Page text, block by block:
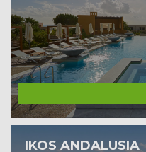
IKOS ANDALUSIA